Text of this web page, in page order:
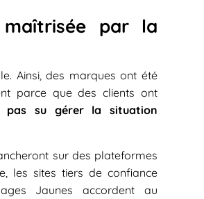
par la
Ainsi, des marques ont été
parce que des clients ont
pas su gérer la situation
sur des plateformes
les sites tiers de confiance
Jaunes accordent au